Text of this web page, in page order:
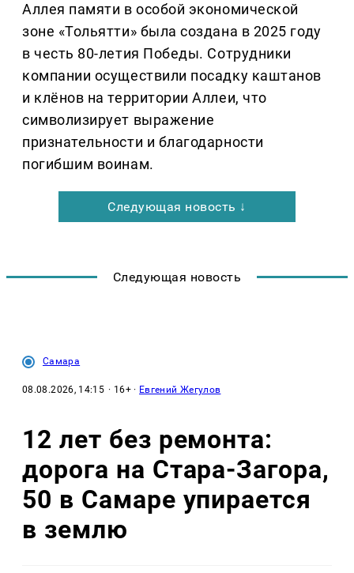
Аллея памяти в особой экономической
зоне «Тольятти» была создана в 2025 году
в честь 80-летия Победы. Сотрудники
компании осуществили посадку каштанов
и клёнов на территории Аллеи, что
символизирует выражение
признательности и благодарности
погибшим воинам.
Следующая новость ↓
Следующая новость
Самара
08.08.2026, 14:15 · 16+ · Евгений Жегулов
12 лет без ремонта:
дорога на Стара-Загора,
50 в Самаре упирается
в землю